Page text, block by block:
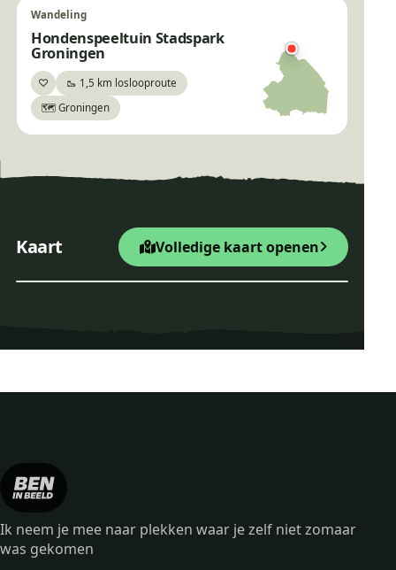
Wandeling
Hondenspeeltuin Stadspark
Groningen
♡Bewaar🥾 1,5 km loslooproute
🗺️ Groningen
Kaart Volledige kaart openen
Startpunt Wandelroute
Hunebed D30,
−
Ik neem je mee naar plekken waar je zelf niet zomaar
was gekomen